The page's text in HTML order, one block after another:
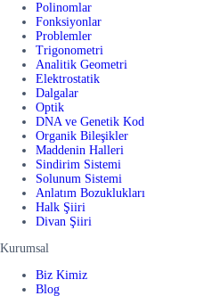
Polinomlar
Fonksiyonlar
Problemler
Trigonometri
Analitik Geometri
Elektrostatik
Dalgalar
Optik
DNA ve Genetik Kod
Organik Bileşikler
Maddenin Halleri
Sindirim Sistemi
Solunum Sistemi
Anlatım Bozuklukları
Halk Şiiri
Divan Şiiri
Kurumsal
Biz Kimiz
Blog